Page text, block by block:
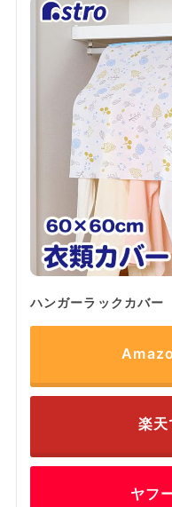
ハンガーラックカバ
楽天
ヤフ